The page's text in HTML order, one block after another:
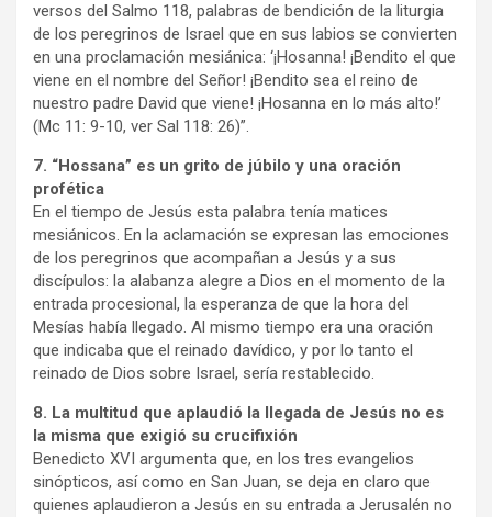
versos del Salmo 118, palabras de bendición de la liturgia
de los peregrinos de Israel que en sus labios se convierten
en una proclamación mesiánica: ‘¡Hosanna! ¡Bendito el que
viene en el nombre del Señor! ¡Bendito sea el reino de
nuestro padre David que viene! ¡Hosanna en lo más alto!’
(Mc 11: 9-10, ver Sal 118: 26)”.
7. “Hossana” es un grito de júbilo y una oración
profética
En el tiempo de Jesús esta palabra tenía matices
mesiánicos. En la aclamación se expresan las emociones
de los peregrinos que acompañan a Jesús y a sus
discípulos: la alabanza alegre a Dios en el momento de la
entrada procesional, la esperanza de que la hora del
Mesías había llegado. Al mismo tiempo era una oración
que indicaba que el reinado davídico, y por lo tanto el
reinado de Dios sobre Israel, sería restablecido.
8. La multitud que aplaudió la llegada de Jesús no es
la misma que exigió su crucifixión
Benedicto XVI argumenta que, en los tres evangelios
sinópticos, así como en San Juan, se deja en claro que
quienes aplaudieron a Jesús en su entrada a Jerusalén no